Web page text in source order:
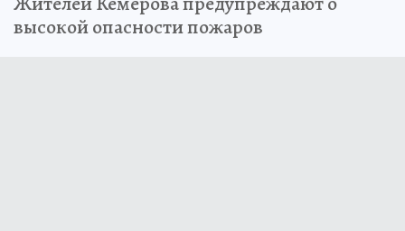
высокой опасности пожаров